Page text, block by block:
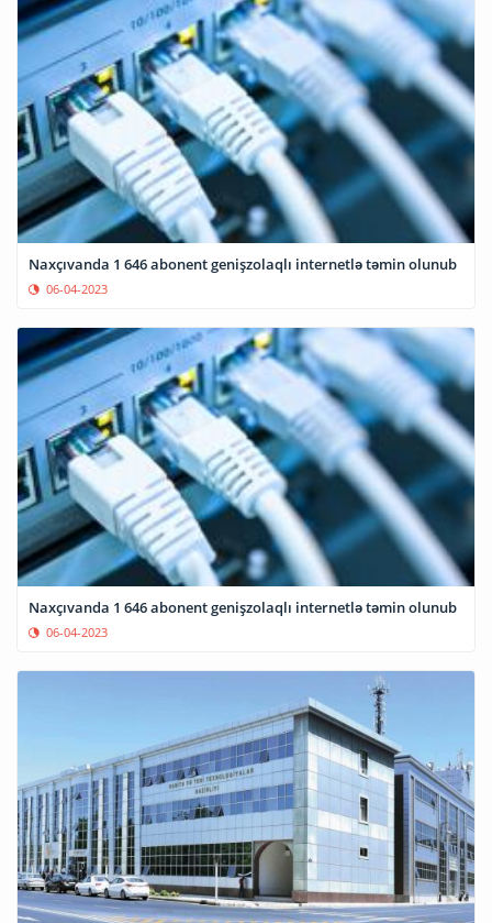
Naxçıvanda 1 646 abonent genişzolaqlı internetlə təmin olunub
06-04-2023
Naxçıvanda 1 646 abonent genişzolaqlı internetlə təmin olunub
06-04-2023